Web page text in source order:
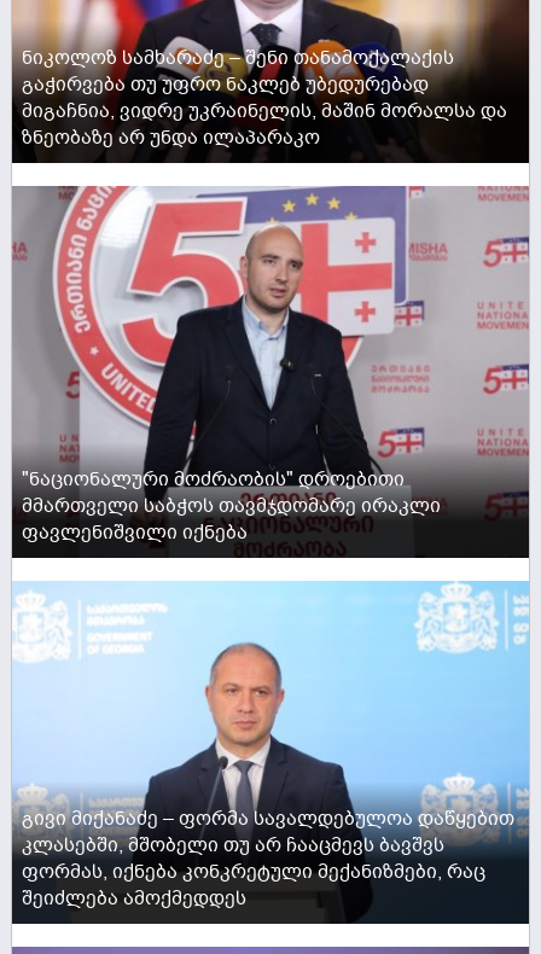
ნიკოლოზ სამხარაძე – შენი თანამოქალაქის
გაჭირვება თუ უფრო ნაკლებ უბედურებად
მიგაჩნია, ვიდრე უკრაინელის, მაშინ მორალსა და
ზნეობაზე არ უნდა ილაპარაკო
"ნაციონალური მოძრაობის" დროებითი
მმართველი საბჭოს თავმჯდომარე ირაკლი
ფავლენიშვილი იქნება
გივი მიქანაძე – ფორმა სავალდებულოა დაწყებით
კლასებში, მშობელი თუ არ ჩააცმევს ბავშვს
ფორმას, იქნება კონკრეტული მექანიზმები, რაც
შეიძლება ამოქმედდეს